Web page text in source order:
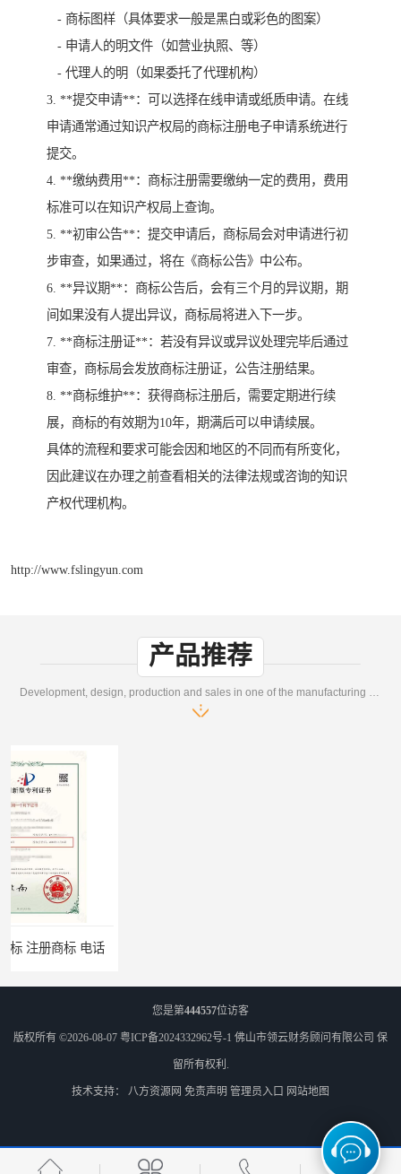
- 商标图样（具体要求一般是黑白或彩色的图案）
- 申请人的明文件（如营业执照、等）
- 代理人的明（如果委托了代理机构）
3. **提交申请**：可以选择在线申请或纸质申请。在线
申请通常通过知识产权局的商标注册电子申请系统进行
提交。
4. **缴纳费用**：商标注册需要缴纳一定的费用，费用
标准可以在知识产权局上查询。
5. **初审公告**：提交申请后，商标局会对申请进行初
步审查，如果通过，将在《商标公告》中公布。
6. **异议期**：商标公告后，会有三个月的异议期，期
间如果没有人提出异议，商标局将进入下一步。
7. **商标注册证**：若没有异议或异议处理完毕后通过
审查，商标局会发放商标注册证，公告注册结果。
8. **商标维护**：获得商标注册后，需要定期进行续
展，商标的有效期为10年，期满后可以申请续展。
具体的流程和要求可能会因和地区的不同而有所变化，
因此建议在办理之前查看相关的法律法规或咨询的知识
产权代理机构。
http://www.fslingyun.com
产品推荐
Development, design, production and sales in one of the manufacturing enterprises
佛山注册商标 注册商标 电话
您是第444557位访客
版权所有 ©2026-08-07 粤ICP备2024332962号-1 佛山市领云财务顾问有限公司 保
留所有权利.
技术支持： 八方资源网 免责声明 管理员入口 网站地图